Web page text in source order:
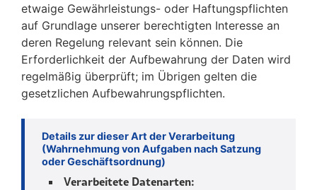
etwaige Gewährleistungs- oder Haftungspflichten
auf Grundlage unserer berechtigten Interesse an
deren Regelung relevant sein können. Die
Erforderlichkeit der Aufbewahrung der Daten wird
regelmäßig überprüft; im Übrigen gelten die
gesetzlichen Aufbewahrungspflichten.
Details zur dieser Art der Verarbeitung
(Wahrnehmung von Aufgaben nach Satzung
oder Geschäftsordnung)
Verarbeitete Datenarten: